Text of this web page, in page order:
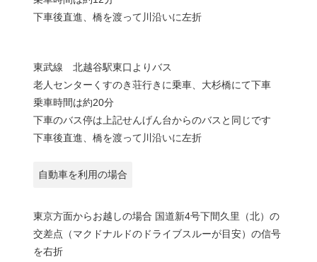
下車後直進、橋を渡って川沿いに左折
東武線 北越谷駅東口よりバス
老人センターくすのき荘行きに乗車、大杉橋にて下車
乗車時間は約20分
下車のバス停は上記せんげん台からのバスと同じです
下車後直進、橋を渡って川沿いに左折
自動車を利用の場合
東京方面からお越しの場合 国道新4号下間久里（北）の
交差点（マクドナルドのドライブスルーが目安）の信号
を右折